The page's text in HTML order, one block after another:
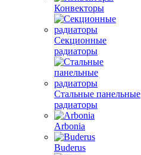
Конвекторы
Секционные
радиаторы
Стальные панельные
радиаторы
Arbonia
Buderus